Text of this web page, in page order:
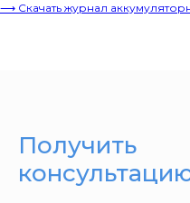
⟶ Скачать журнал
Получить